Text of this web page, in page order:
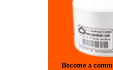
Become a